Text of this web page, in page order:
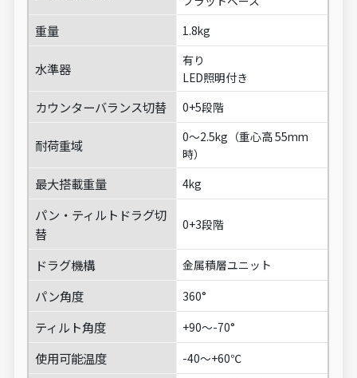
重量 1.8kg
水準器
有り
LED照明付き
カウンターバランス切替 0+5段階
耐荷重域
0～2.5kg（重心高 55mm
時）
最大搭載重量 4kg
パン・ティルトドラグ切
替
0+3段階
ドラグ機構 金属積層ユニット
パン角度 360°
ティルト角度 +90～-70°
使用可能温度 -40～+60℃